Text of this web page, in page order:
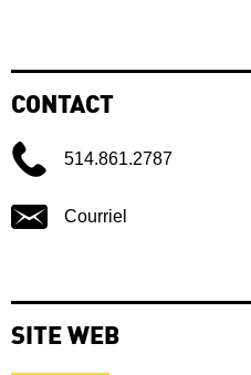
CONTACT
514.861.2787
Courriel
SITE WEB